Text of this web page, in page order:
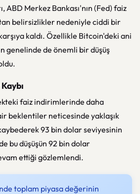
ABD Merkez Bankası'nın (Fed) faiz
belirsizlikler nedeniyle ciddi bir
karşıya kaldı. Özellikle Bitcoin'deki ani
genelinde de önemli bir düşüş
faiz indirimlerinde daha
beklentiler neticesinde yaklaşık
93 bin dolar seviyesinin
bu düşüşün 92 bin dolar
ettiği gözlemlendi.
toplam piyasa değerinin